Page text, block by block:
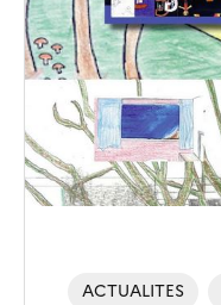
ACTUALITES